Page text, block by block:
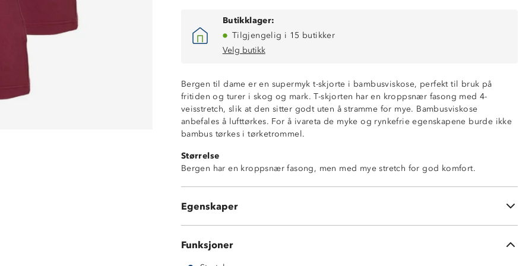
Butikklager:
Tilgjengelig i 15 butikker
Velg butikk
Bergen til dame er en supermyk t-skjorte i bambusviskose, perfekt til bruk på
fritiden og turer i skog og mark. T-skjorten har en kroppsnær fasong med 4-
veisstretch, slik at den sitter godt uten å stramme for mye. Bambusviskose
anbefales å lufttørkes. For å ivareta de myke og rynkefrie egenskapene burde ikke
bambus tørkes i tørketrommel.
Størrelse
Bergen har en kroppsnær fasong, men med mye stretch for god komfort.
Egenskaper
Supermyk
4-veisstretch
Ventilerende
Rund halsåpning
2 stk t-skjorter i pakken
Funksjoner